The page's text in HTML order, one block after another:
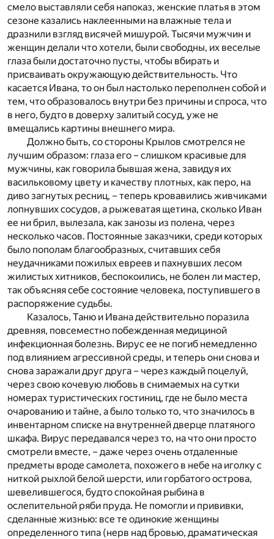
смело выставляли себя напоказ, женские платья в этом
сезоне казались наклеенными на влажные тела и
дразнили взгляд висячей мишурой. Тысячи мужчин и
женщин делали что хотели, были свободны, их веселые
глаза были достаточно пусты, чтобы вбирать и
присваивать окружающую действительность. Что
касается Ивана, то он был настолько переполнен собой и
тем, что образовалось внутри без причины и спроса, что
в него, будто в доверху залитый сосуд, уже не
вмещались картины внешнего мира.
Должно быть, со стороны Крылов смотрелся не
лучшим образом: глаза его – слишком красивые для
мужчины, как говорила бывшая жена, завидуя их
васильковому цвету и качеству плотных, как перо, на
диво загнутых ресниц, – теперь кровавились живчиками
лопнувших сосудов, а рыжеватая щетина, сколько Иван
ее ни брил, вылезала, как занозы из полена, через
несколько часов. Постоянные заказчики, среди которых
было пополам благообразных, считавших себя
неудачниками пожилых евреев и пахнувших лесом
жилистых хитников, беспокоились, не болен ли мастер,
так объясняя себе состояние человека, поступившего в
распоряжение судьбы.
Казалось, Таню и Ивана действительно поразила
древняя, повсеместно побежденная медициной
инфекционная болезнь. Вирус ее не погиб немедленно
под влиянием агрессивной среды, и теперь они снова и
снова заражали друг друга – через каждый поцелуй,
через свою кочевую любовь в снимаемых на сутки
номерах туристических гостиниц, где не было места
очарованию и тайне, а было только то, что значилось в
инвентарном списке на внутренней дверце платяного
шкафа. Вирус передавался через то, на что они просто
смотрели вместе, – даже через очень отдаленные
предметы вроде самолета, похожего в небе на иголку с
ниткой рыхлой белой шерсти, или горбатого острова,
шевелившегося, будто спокойная рыбина в
ослепительной ряби пруда. Не помогли и прививки,
сделанные жизнью: все те одинокие женщины
определенного типа (нерв над бровью, драматическая